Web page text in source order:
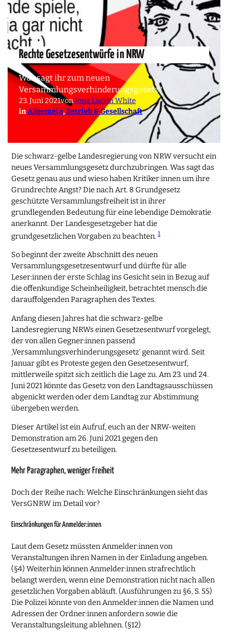
Rechte Gesetzesentwürfe in NRW
Was sagt ihr zum neuen
Versammlungsverhinderungsgesetz?
23. Juni 2021vonJona Larkin White
inAllgemein, Betrieb & Gesellschaft
Die schwarz-gelbe Landesregierung von NRW versucht ein
neues Versammlungsgesetz durchzubringen. Was sagt das
Gesetz genau aus und wieso haben Kritiker:innen um ihre
Grundrechte Angst? Die nach Art. 8 Grundgesetz
geschützte Versammlungsfreiheit ist in ihrer
grundlegenden Bedeutung für eine lebendige Demokratie
anerkannt. Der Landesgesetzgeber hat die
grundgesetzlichen Vorgaben zu beachten.1
So beginnt der zweite Abschnitt des neuen
Versammlungsgesetzesentwurf und dürfte für alle
Leser:innen der erste Schlag ins Gesicht sein in Bezug auf
die offenkundige Scheinheiligkeit, betrachtet mensch die
darauffolgenden Paragraphen des Textes.
Anfang diesen Jahres hat die schwarz-gelbe
Landesregierung NRWs einen Gesetzesentwurf vorgelegt,
der von allen Gegner:innen passend
‚Versammlungsverhinderungsgesetz‘ genannt wird. Seit
Januar gibt es Proteste gegen den Gesetzesentwurf,
mittlerweile spitzt sich zeitlich die Lage zu. Am 23. und 24.
Juni 2021 könnte das Gesetz von den Landtagsausschüssen
abgenickt werden oder dem Landtag zur Abstimmung
übergeben werden.
Dieser Artikel ist ein Aufruf, euch an der NRW-weiten
Demonstration am 26. Juni 2021 gegen den
Gesetzesentwurf zu beteiligen.
Mehr Paragraphen, weniger Freiheit
Doch der Reihe nach: Welche Einschränkungen sieht das
VersGNRW im Detail vor?
Einschränkungen für Anmelder:innen
Laut dem Gesetz müssten Anmelder:innen von
Veranstaltungen ihren Namen in der Einladung angeben.
(§4) Weiterhin können Anmelder:innen strafrechtlich
belangt werden, wenn eine Demonstration nicht nach allen
gesetzlichen Vorgaben abläuft. (Ausführungen zu §6, S. 55)
Die Polizei könnte von den Anmelder:innen die Namen und
Adressen der Ordner:innen anfordern sowie die
Veranstaltungsleitung ablehnen. (§12)